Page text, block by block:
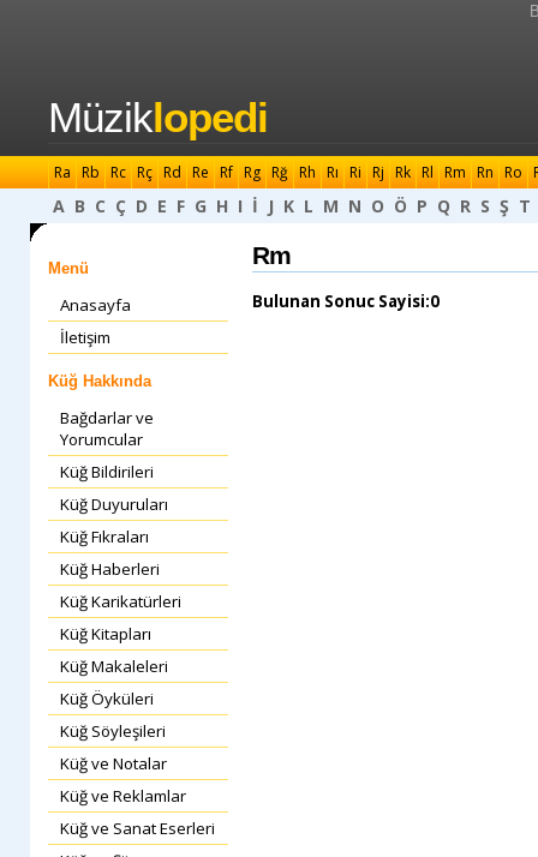
Müziklopedi
Ra Rb Rc Rç Rd Re Rf Rg Rğ Rh Rı Ri Rj Rk Rl Rm Rn Ro
A B C Ç D E F G H I İ J K L M N O Ö P Q R S Ş T
Menü
Anasayfa
İletişim
Küğ Hakkında
Bağdarlar ve
Yorumcular
Küğ Bildirileri
Küğ Duyuruları
Küğ Fıkraları
Küğ Haberleri
Küğ Karikatürleri
Küğ Kitapları
Küğ Makaleleri
Küğ Öyküleri
Küğ Söyleşileri
Küğ ve Notalar
Küğ ve Reklamlar
Küğ ve Sanat Eserleri
Rm
Bulunan Sonuc Sayisi:0